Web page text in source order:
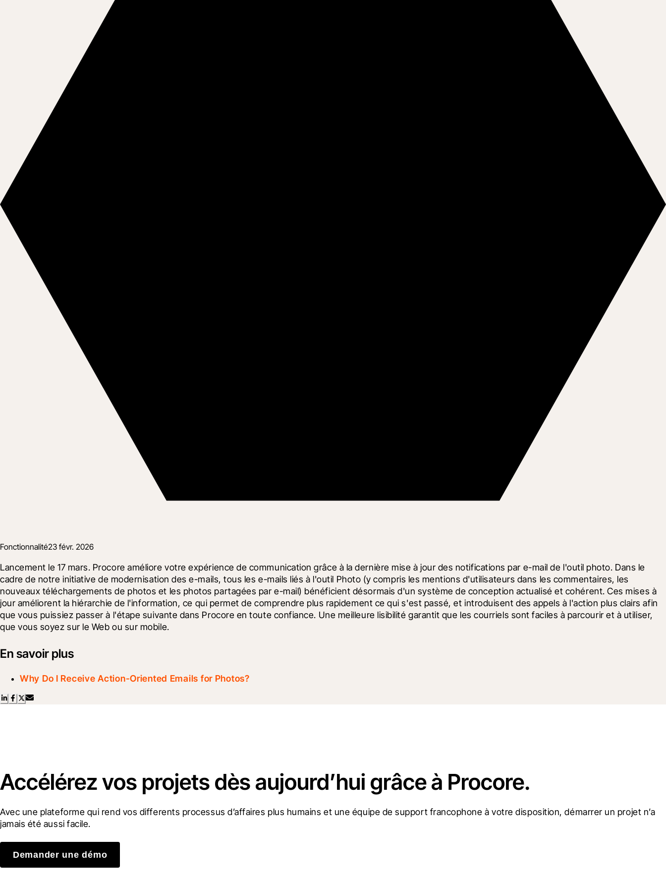
Fonctionnalité23 févr. 2026
Lancement le 17 mars. Procore améliore votre expérience de communication grâce à la dernière mise à jour des notifications par e-mail de l'outil photo. Dans le
cadre de notre initiative de modernisation des e-mails, tous les e-mails liés à l'outil Photo (y compris les mentions d'utilisateurs dans les commentaires, les
nouveaux téléchargements de photos et les photos partagées par e-mail) bénéficient désormais d'un système de conception actualisé et cohérent. Ces mises à
jour améliorent la hiérarchie de l'information, ce qui permet de comprendre plus rapidement ce qui s'est passé, et introduisent des appels à l'action plus clairs afin
que vous puissiez passer à l'étape suivante dans Procore en toute confiance. Une meilleure lisibilité garantit que les courriels sont faciles à parcourir et à utiliser,
que vous soyez sur le Web ou sur mobile.
En savoir plus
Why Do I Receive Action-Oriented Emails for Photos?
Accélérez vos projets dès aujourd’hui grâce à Procore.
Avec une plateforme qui rend vos differents processus d’affaires plus humains et une équipe de support francophone à votre disposition, démarrer un projet n’a
jamais été aussi facile.
Demander une démo